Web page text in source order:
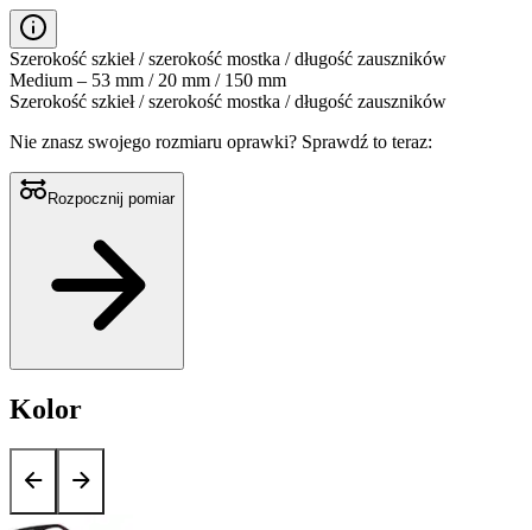
Szerokość szkieł / szerokość mostka / długość zauszników
Medium – 53 mm / 20 mm / 150 mm
Szerokość szkieł / szerokość mostka / długość zauszników
Nie znasz swojego rozmiaru oprawki? Sprawdź to teraz:
Rozpocznij pomiar
Kolor